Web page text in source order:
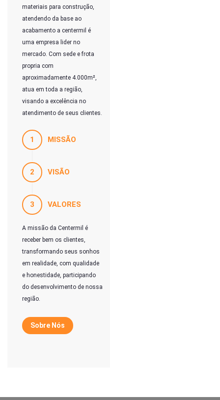
materiais para construção,
atendendo da base ao
acabamento a centermil é
uma empresa lider no
mercado. Com sede e frota
propria com
aproximadamente 4.000m²,
atua em toda a região,
visando a excelência no
atendimento de seus clientes.
1 MISSÃO
2 VISÃO
3 VALORES
A missão da Centermil é
receber bem os clientes,
transformando seus sonhos
em realidade, com qualidade
e honestidade, participando
do desenvolvimento de nossa
região.
Sobre Nós